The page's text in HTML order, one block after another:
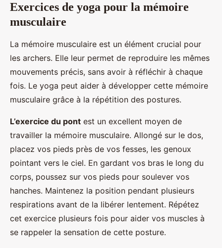
Exercices de yoga pour la mémoire
musculaire
La mémoire musculaire est un élément crucial pour
les archers. Elle leur permet de reproduire les mêmes
mouvements précis, sans avoir à réfléchir à chaque
fois. Le yoga peut aider à développer cette mémoire
musculaire grâce à la répétition des postures.
L’exercice du pont est un excellent moyen de
travailler la mémoire musculaire. Allongé sur le dos,
placez vos pieds près de vos fesses, les genoux
pointant vers le ciel. En gardant vos bras le long du
corps, poussez sur vos pieds pour soulever vos
hanches. Maintenez la position pendant plusieurs
respirations avant de la libérer lentement. Répétez
cet exercice plusieurs fois pour aider vos muscles à
se rappeler la sensation de cette posture.